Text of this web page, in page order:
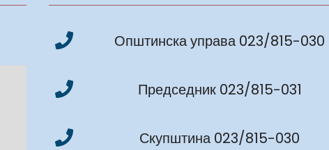
Општинска управа 023/815-030
Председник 023/815-031
Скупштина 023/815-030